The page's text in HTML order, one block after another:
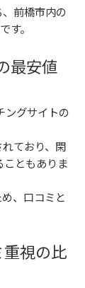
前橋市内の
す。
最安値
ングサイトの
ており、閑
ともありま
、口コミと
視の比